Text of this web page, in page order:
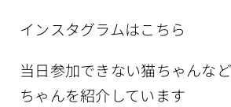
インスタグラムはこちら
当日参加できない猫ちゃんな
ちゃんを紹介しています